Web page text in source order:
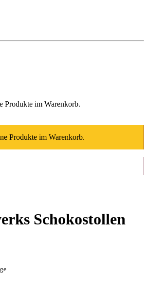
Produkte im Warenkorb.
Produkte im Warenkorb.
Schokostollen